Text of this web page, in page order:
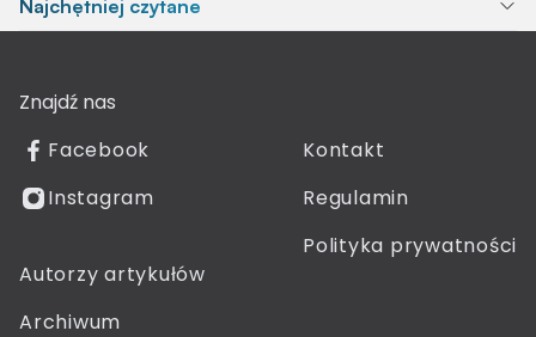
Najchętniej czytane
Znajdź nas
Facebook
Instagram
Kontakt
Regulamin
Polityka prywatności
Autorzy artykułów
Archiwum